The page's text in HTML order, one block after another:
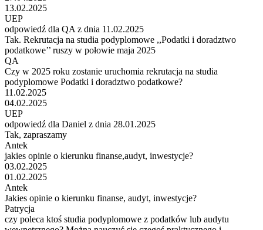
13.02.2025
UEP
odpowiedź dla QA z dnia 11.02.2025
Tak. Rekrutacja na studia podyplomowe ,,Podatki i doradztwo
podatkowe’’ ruszy w połowie maja 2025
QA
Czy w 2025 roku zostanie uruchomia rekrutacja na studia
podyplomowe Podatki i doradztwo podatkowe?
11.02.2025
04.02.2025
UEP
odpowiedź dla Daniel z dnia 28.01.2025
Tak, zapraszamy
Antek
jakies opinie o kierunku finanse,audyt, inwestycje?
03.02.2025
01.02.2025
Antek
Jakies opinie o kierunku finanse, audyt, inwestycje?
Patrycja
czy poleca ktoś studia podyplomowe z podatków lub audytu